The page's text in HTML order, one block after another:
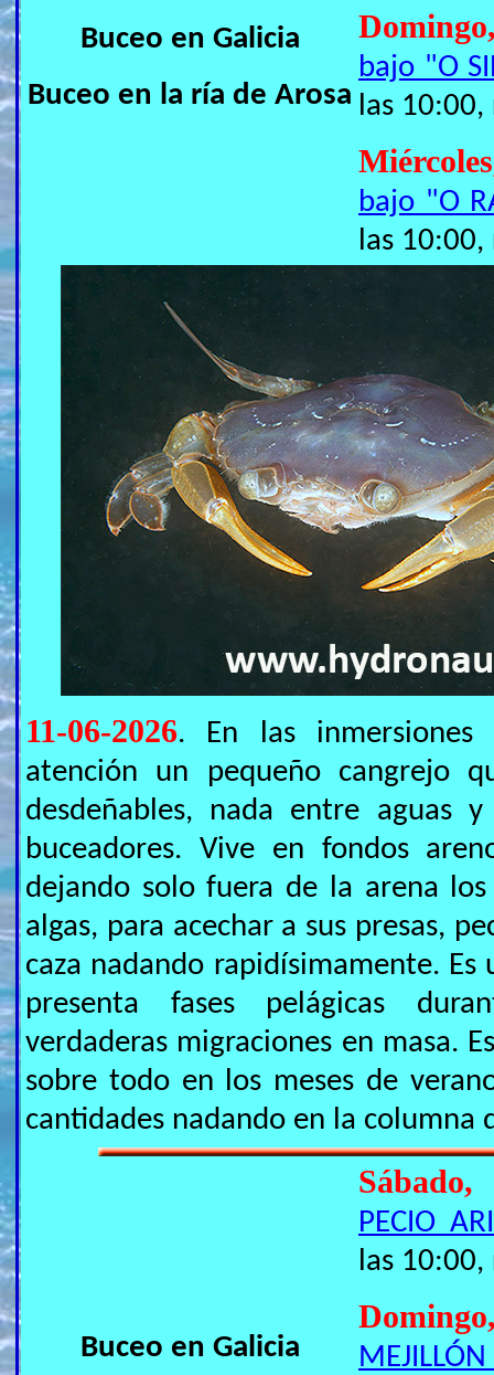
Buceo en Galicia
Buceo en la ría de Arosa
bajo "O
las 10:00,
bajo "O
las 10:00,
11-06-2026. En las
atención un pequeño cangrejo
desdeñables, nada entre aguas
buceadores. Vive en fondos
dejando solo fuera de la arena
algas, para acechar a sus presas,
caza nadando rapidísimamente.
presenta fases pelágicas
verdaderas migraciones en masa.
sobre todo en los meses de
cantidades nadando en la columna
Buceo en Galicia
PECIO
las 10:00,